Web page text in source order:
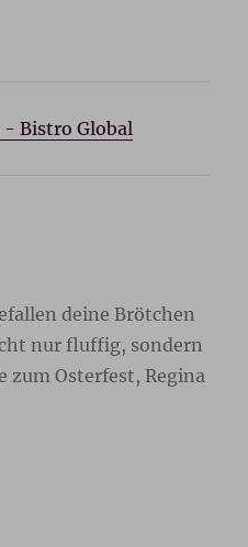
- Bistro Global
deine Brötchen
nur fluffig, sondern
zum Osterfest, Regina